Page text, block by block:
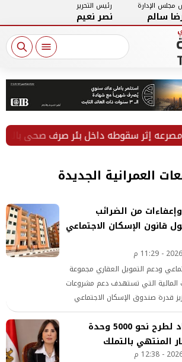
مجلس الإدارة
سالم
رئيس التحرير
نصر نعيم
سقوطه داخل بئر صرف صحي بالفيوم
العمرانية الجديدة
من الضرائب
قانون الإسكان الاجتماعي
ودعم التمويل العقاري مجموعة
المالية التي تستهدف دعم مشروعات
قدرة صندوق الإسكان الاجتماعي
تنفيذ خططه، إلى جانب تحديد
الإسكان: الاستعداد لطرح نحو 5000 وحدة
المنتهي بالتملك